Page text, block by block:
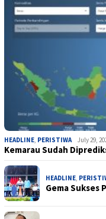
HEADLINE, PERISTIWA July 29,
Kemarau Sudah
HEADLINE,
Gema Sukses